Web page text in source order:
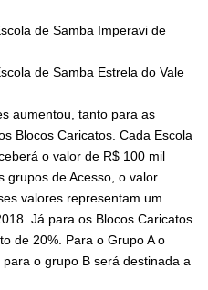
de Samba Imperavi de
de Samba Estrela do Vale
aumentou, tanto para as
Blocos Caricatos. Cada Escola
o valor de R$ 100 mil
grupos de Acesso, o valor
valores representam um
Já para os Blocos Caricatos
de 20%. Para o Grupo A o
o grupo B será destinada a